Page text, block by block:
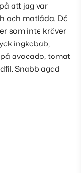
att jag var
och matlåda. Då
som inte kräver
avocado, tomat
Snabblagad